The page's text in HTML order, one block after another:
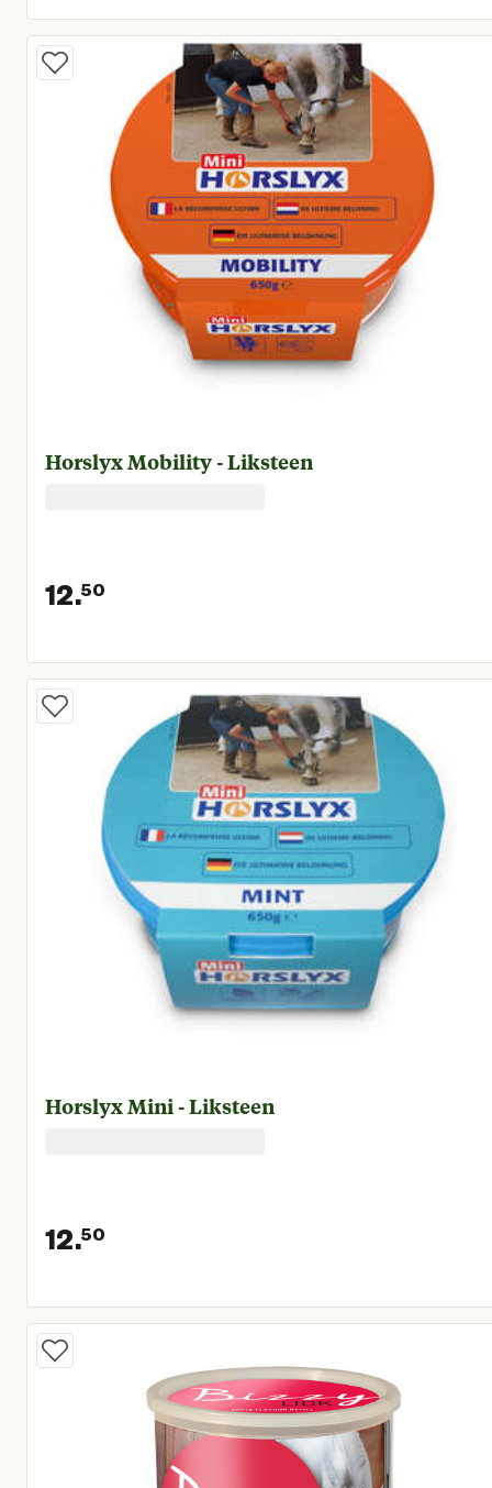
Huidige prijs € 12,50
Horslyx Mobility - Liksteen
12.50
Huidige prijs € 12,50
Horslyx Mini - Liksteen
12.50
Huidige prijs € 12,50